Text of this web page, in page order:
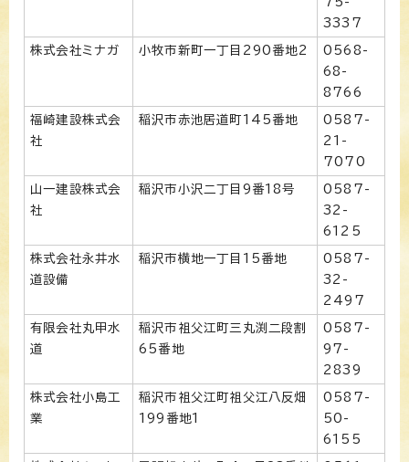
3337
株式会社ミナガ 小牧市新町一丁目290番地2
0568-
68-
8766
福崎建設株式会
社
稲沢市赤池居道町145番地
0587-
21-
7070
山一建設株式会
社
稲沢市小沢二丁目9番18号
0587-
32-
6125
株式会社永井水
道設備
稲沢市横地一丁目15番地
0587-
32-
2497
有限会社丸甲水
道
稲沢市祖父江町三丸渕二段割
65番地
0587-
97-
2839
株式会社小島工
業
稲沢市祖父江町祖父江八反畑
199番地1
0587-
50-
6155